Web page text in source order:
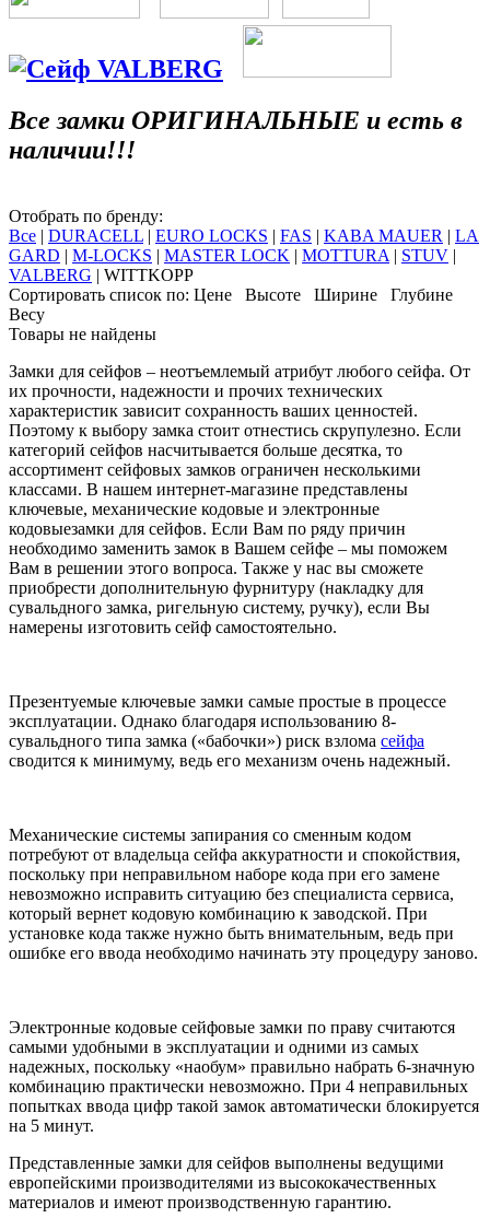
Все замки ОРИГИНАЛЬНЫЕ и есть в
наличии!!!
Отобрать по бренду:
Все | DURACELL | EURO LOCKS | FAS | KABA MAUER | LA
GARD | M-LOCKS | MASTER LOCK | MOTTURA | STUV |
VALBERG | WITTKOPP
Сортировать список по: Цене Высоте Ширине
Глубине
Весу
Товары не найдены
Замки для сейфов – неотъемлемый атрибут любого сейфа. От
их прочности, надежности и прочих технических
характеристик зависит сохранность ваших ценностей.
Поэтому к выбору замка стоит отнестись скрупулезно. Если
категорий сейфов насчитывается больше десятка, то
ассортимент сейфовых замков ограничен несколькими
классами. В нашем интернет-магазине представлены
ключевые, механические кодовые и электронные
кодовыезамки для сейфов. Если Вам по ряду причин
необходимо заменить замок в Вашем сейфе – мы поможем
Вам в решении этого вопроса. Также у нас вы сможете
приобрести дополнительную фурнитуру (накладку для
сувальдного замка, ригельную систему, ручку), если Вы
намерены изготовить сейф самостоятельно.
Презентуемые ключевые замки самые простые в процессе
эксплуатации. Однако благодаря использованию 8-
сувальдного типа замка («бабочки») риск взлома сейфа
сводится к минимуму, ведь его механизм очень надежный.
Механические системы запирания со сменным кодом
потребуют от владельца сейфа аккуратности и спокойствия,
поскольку при неправильном наборе кода при его замене
невозможно исправить ситуацию без специалиста сервиса,
который вернет кодовую комбинацию к заводской. При
установке кода также нужно быть внимательным, ведь при
ошибке его ввода необходимо начинать эту процедуру заново.
Электронные кодовые сейфовые замки по праву считаются
самыми удобными в эксплуатации и одними из самых
надежных, поскольку «наобум» правильно набрать 6-значную
комбинацию практически невозможно. При 4 неправильных
попытках ввода цифр такой замок автоматически блокируется
на 5 минут.
Представленные замки для сейфов выполнены ведущими
европейскими производителями из высококачественных
материалов и имеют производственную гарантию.